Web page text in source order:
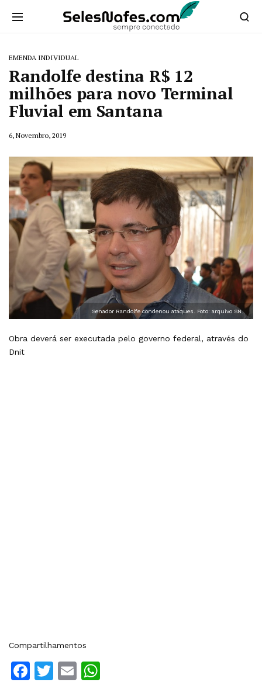
EMENDA INDIVIDUAL
Randolfe destina R$ 12
milhões para novo Terminal
Fluvial em Santana
6, Novembro, 2019
Senador Randolfe condenou ataques. Foto: arquivo SN
Obra deverá ser executada pelo governo federal, através do
Dnit
Compartilhamentos
Facebook
Twitter
Email